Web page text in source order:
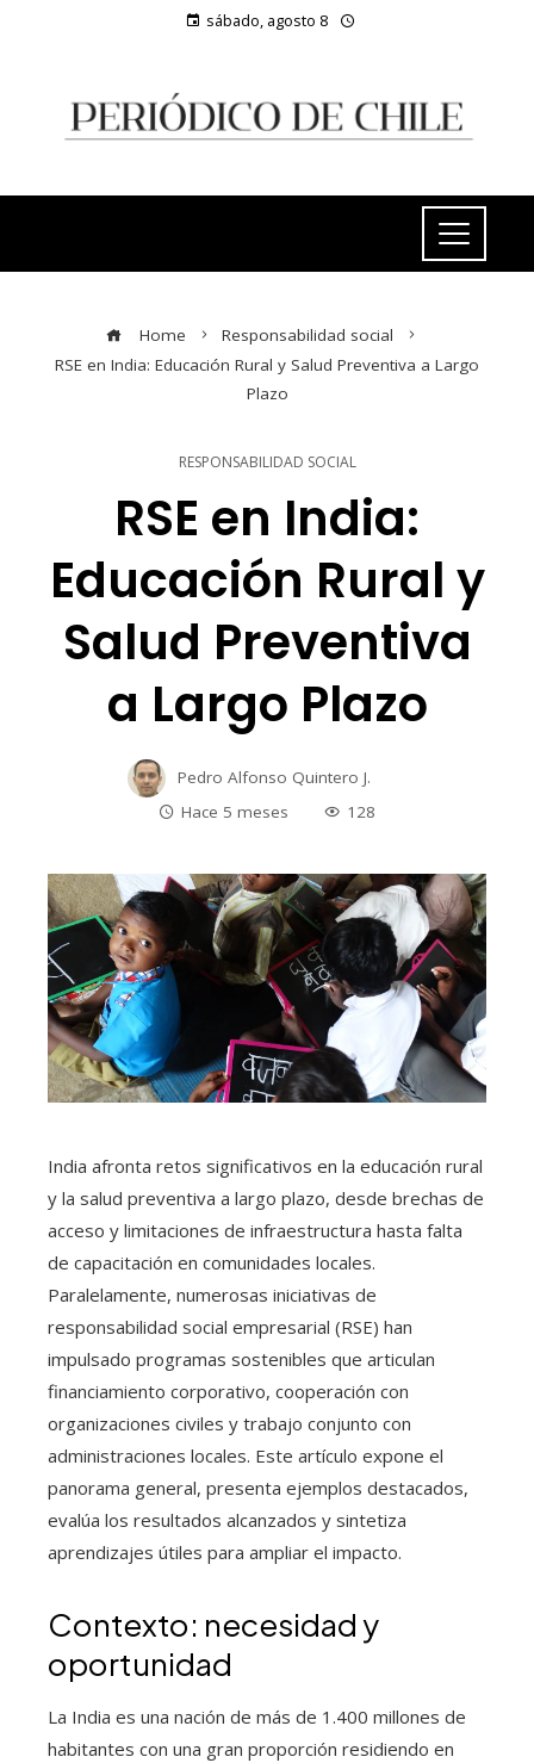
sábado, agosto 8
Home
Responsabilidad social
RSE en India: Educación Rural y Salud Preventiva a Largo
Plazo
RESPONSABILIDAD SOCIAL
RSE en India:
Educación Rural y
Salud Preventiva
a Largo Plazo
Pedro Alfonso Quintero J.
Hace 5 meses
128
India afronta retos significativos en la educación rural
y la salud preventiva a largo plazo, desde brechas de
acceso y limitaciones de infraestructura hasta falta
de capacitación en comunidades locales.
Paralelamente, numerosas iniciativas de
responsabilidad social empresarial (RSE) han
impulsado programas sostenibles que articulan
financiamiento corporativo, cooperación con
organizaciones civiles y trabajo conjunto con
administraciones locales. Este artículo expone el
panorama general, presenta ejemplos destacados,
evalúa los resultados alcanzados y sintetiza
aprendizajes útiles para ampliar el impacto.
Contexto: necesidad y
oportunidad
La India es una nación de más de 1.400 millones de
habitantes con una gran proporción residiendo en